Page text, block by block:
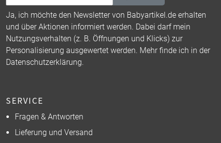
Ja, ich möchte den Newsletter von Babyartikel.de erhalten
und über Aktionen informiert werden. Dabei darf mein
Nutzungsverhalten (z. B. Öffnungen und Klicks) zur
Personalisierung ausgewertet werden. Mehr finde ich in der
Datenschutzerklärung.
SERVICE
Fragen & Antworten
Lieferung und Versand